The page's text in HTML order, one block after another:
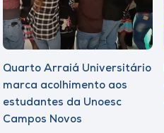
Quarto Arraiá Universitário
marca acolhimento aos
estudantes da Unoesc
Campos Novos